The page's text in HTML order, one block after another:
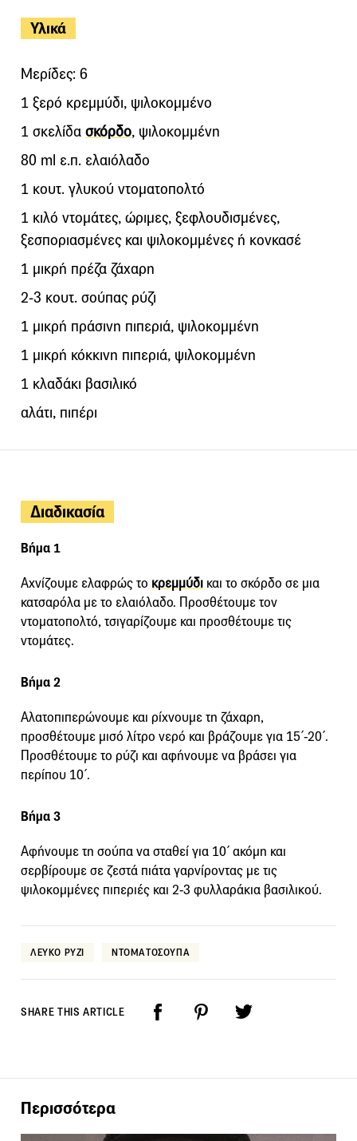
Υλικά
Μερίδες: 6
1 ξερό κρεμμύδι, ψιλοκομμένο
1 σκελίδα σκόρδο, ψιλοκομμένη
80 ml ε.π. ελαιόλαδο
1 κουτ. γλυκού ντοματοπολτό
1 κιλό ντομάτες, ώριμες, ξεφλουδισμένες,
ξεσποριασμένες και ψιλοκομμένες ή κονκασέ
1 μικρή πρέζα ζάχαρη
2-3 κουτ. σούπας ρύζι
1 μικρή πράσινη πιπεριά, ψιλοκομμένη
1 μικρή κόκκινη πιπεριά, ψιλοκομμένη
1 κλαδάκι βασιλικό
αλάτι, πιπέρι
Διαδικασία
Βήμα 1
Αχνίζουμε ελαφρώς το κρεμμύδι και το σκόρδο σε μια
κατσαρόλα με το ελαιόλαδο. Προσθέτουμε τον
ντοματοπολτό, τσιγαρίζουμε και προσθέτουμε τις
ντομάτες.
Βήμα 2
Αλατοπιπερώνουμε και ρίχνουμε τη ζάχαρη,
προσθέτουμε μισό λίτρο νερό και βράζουμε για 15΄-20΄.
Προσθέτουμε το ρύζι και αφήνουμε να βράσει για
περίπου 10΄.
Βήμα 3
Αφήνουμε τη σούπα να σταθεί για 10΄ ακόμη και
σερβίρουμε σε ζεστά πιάτα γαρνίροντας με τις
ψιλοκομμένες πιπεριές και 2-3 φυλλαράκια βασιλικού.
ΛΕΥΚΟ ΡΥΖΙ ΝΤΟΜΑΤΟΣΟΥΠΑ
SHARE THIS ARTICLE
Περισσότερα